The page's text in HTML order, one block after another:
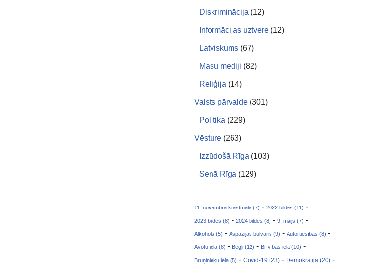
Diskriminācija (12)
Informācijas uztvere (12)
Latviskums (67)
Masu mediji (82)
Reliģija (14)
Valsts pārvalde (301)
Politika (229)
Vēsture (263)
Izzūdošā Rīga (103)
Senā Rīga (129)
11. novembra krastmala (7) - 2022 bildēs (11) -
2023 bildēs (8) - 2024 bildēs (8) - 9. maijs (7) -
Alkohols (5) - Aspazijas bulvāris (9) - Autortiesības (8) -
Avotu iela (8) - Bēgļi (12) - Brīvības iela (10) -
Bruņinieku iela (5) - Covid-19 (23) - Demokrātija (20) -